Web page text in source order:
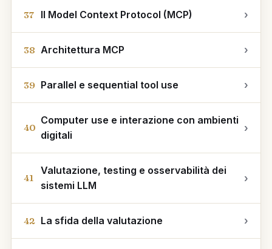
37 Il Model Context Protocol (MCP) ›
38 Architettura MCP ›
39 Parallel e sequential tool use ›
40
Computer use e interazione con ambienti
digitali
›
41
Valutazione, testing e osservabilità dei
sistemi LLM
›
42 La sfida della valutazione ›